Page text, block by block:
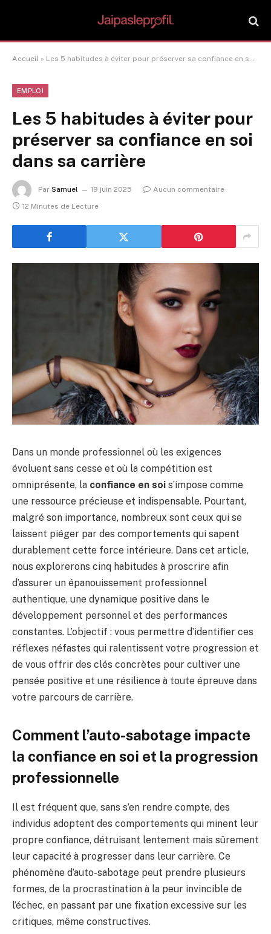
Accueil » Les 5 habitudes à éviter pour préserver sa confiance en soi dans sa carrière
EMPLOI
Les 5 habitudes à éviter pour
préserver sa confiance en soi
dans sa carrière
Par Samuel 19 juin 2025
Aucun commentaire
12 Minutes de Lecture
Dans un monde professionnel où les exigences
évoluent sans cesse et où la compétition est
omniprésente, la confiance en soi s’impose comme
une ressource précieuse et indispensable. Pourtant,
malgré son importance, nombreux sont ceux qui se
laissent piéger par des comportements qui sapent
durablement cette force intérieure. Dans cet article,
nous explorerons cinq habitudes à proscrire afin
d’assurer un épanouissement professionnel
authentique, une dynamique positive dans le
développement personnel et des performances
constantes. L’objectif : vous permettre d’identifier ces
réflexes néfastes qui ralentissent votre progression et
de vous offrir des clés concrètes pour cultiver une
pensée positive et une résilience à toute épreuve dans
votre parcours de carrière.
Comment l’auto-sabotage impacte
la confiance en soi et la progression
professionnelle
Il est fréquent que, sans s’en rendre compte, des
individus adoptent des comportements qui minent leur
propre confiance, détruisant lentement mais sûrement
leur capacité à progresser dans leur carrière. Ce
phénomène d’auto-sabotage peut prendre plusieurs
formes, de la procrastination à la peur invincible de
l’échec, en passant par une fixation excessive sur les
critiques, même constructives.